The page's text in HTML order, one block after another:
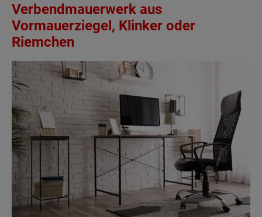
Verbendmauerwerk aus
Vormauerziegel, Klinker oder
Riemchen